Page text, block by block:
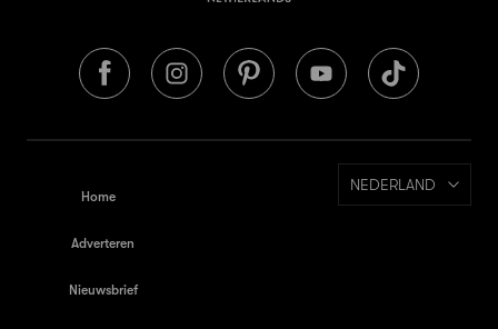
Home
Adverteren
Nieuwsbrief
NEDERLAND